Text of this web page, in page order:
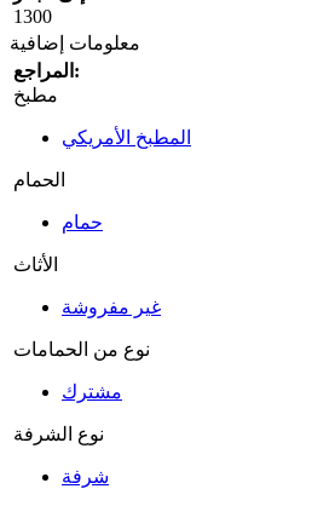
1300
معلومات إضافية
المراجع:
مطبخ
المطبخ الأمريكي
الحمام
حمام
الأثاث
غير مفروشة
نوع من الحمامات
مشترك
نوع الشرفة
شرفة